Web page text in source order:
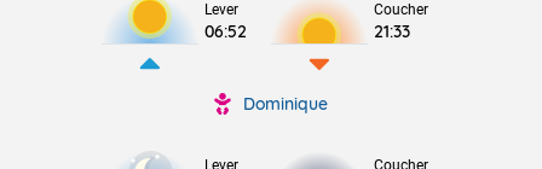
Lever
06:52
Coucher
21:33
Dominique
Lever Coucher